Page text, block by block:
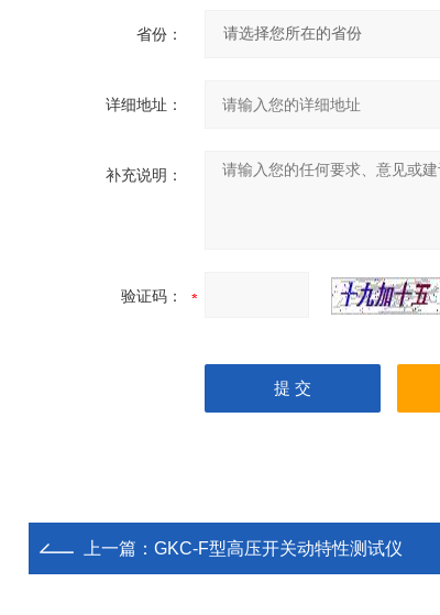
省份：
详细地址：
补充说明：
验证码：
上一篇： GKC-F型高压开关动特性测试仪